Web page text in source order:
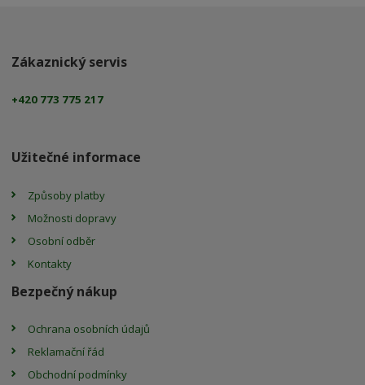
Zákaznický servis
+420 773 775 217
Užitečné informace
Způsoby platby
Možnosti dopravy
Osobní odběr
Kontakty
Bezpečný nákup
Ochrana osobních údajů
Reklamační řád
Obchodní podmínky